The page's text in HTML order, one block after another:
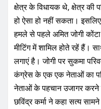
क्षेत्र के विधायक थे, क्षेत्र की
हो ऐसा हो नहीं सकता।
हमले से पहले अमित जोगी
मीटिंग में शामिल होते रहें हैं।
लगाएं है। जोगी पर सुकमा
कंग्रेस के एक एक नेताओं का
नेताओं के पहचान उजागर करने
छविंद्र कर्मा ने कहा सत्य